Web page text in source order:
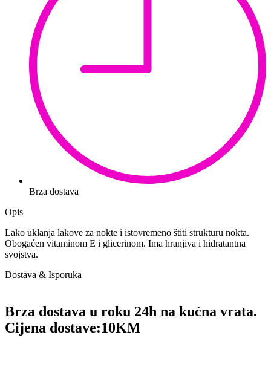
Brza dostava
Opis
Lako uklanja lakove za nokte i istovremeno štiti strukturu nokta.
Obogaćen vitaminom E i glicerinom. Ima hranjiva i hidratantna
svojstva.
Dostava & Isporuka
Brza dostava u roku 24h na kućna vrata.
Cijena dostave:10KM